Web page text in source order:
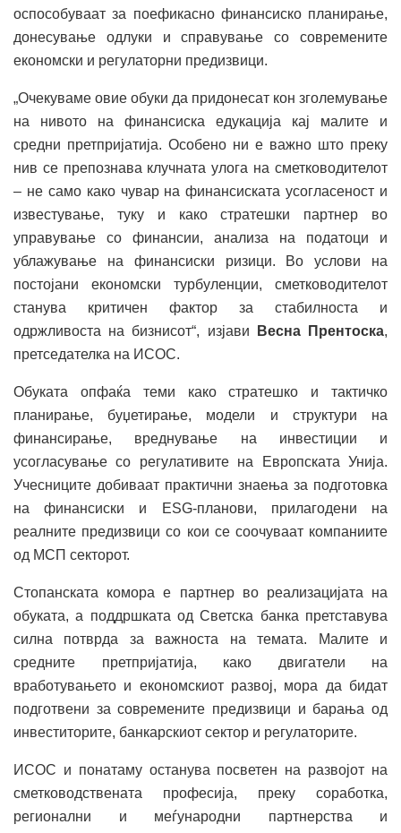
оспособуваат за поефикасно финансиско планирање,
донесување одлуки и справување со современите
економски и регулаторни предизвици.
„Очекуваме овие обуки да придонесат кон зголемување
на нивото на финансиска едукација кај малите и
средни претпријатија. Особено ни е важно што преку
нив се препознава клучната улога на сметководителот
– не само како чувар на финансиската усогласеност и
известување, туку и како стратешки партнер во
управување со финансии, анализа на податоци и
ублажување на финансиски ризици. Во услови на
постојани економски турбуленции, сметководителот
станува критичен фактор за стабилноста и
одржливоста на бизнисот“, изјави
Весна Прентоска,
претседателка на ИСОС.
Обуката опфаќа теми како стратешко и тактичко
планирање, буџетирање, модели и структури на
финансирање, вреднување на инвестиции и
усогласување со регулативите на Европската Унија.
Учесниците добиваат практични знаења за подготовка
на финансиски и ESG-планови, прилагодени на
реалните предизвици со кои се соочуваат компаниите
од МСП секторот.
Стопанската комора е партнер во реализацијата на
обуката, а поддршката од Светска банка претставува
силна потврда за важноста на темата. Малите и
средните претпријатија, како двигатели на
вработувањето и економскиот развој, мора да бидат
подготвени за современите предизвици и барања од
инвеститорите, банкарскиот сектор и регулаторите.
ИСОС и понатаму останува посветен на развојот на
сметководствената професија, преку соработка,
регионални и меѓународни партнерства и